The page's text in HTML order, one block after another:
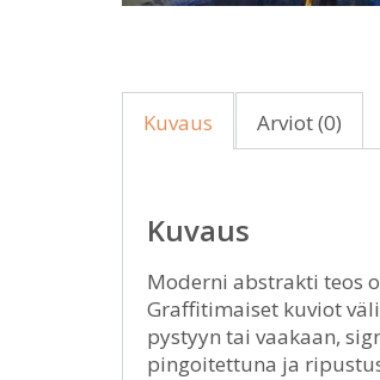
Kuvaus Arviot (0)
Kuvaus
Moderni abstrakti teos
Graffitimaiset kuviot
pystyyn tai vaakaan,
pingoitettuna ja